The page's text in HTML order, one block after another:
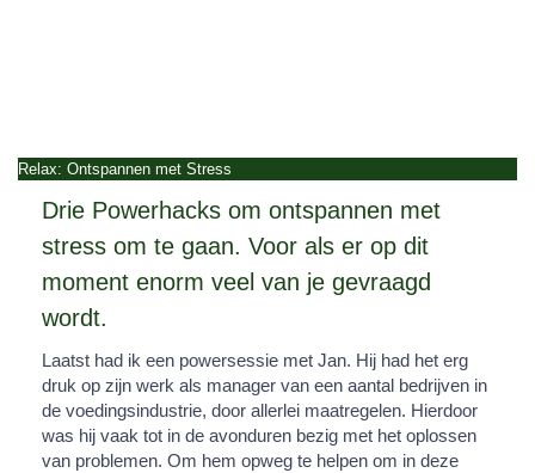
Relax: Ontspannen met Stress
Drie Powerhacks om ontspannen met
stress om te gaan. Voor als er op dit
moment enorm veel van je gevraagd
wordt.
Laatst had ik een powersessie met Jan. Hij had het erg
druk op zijn werk als manager van een aantal bedrijven in
de voedingsindustrie, door allerlei maatregelen. Hierdoor
was hij vaak tot in de avonduren bezig met het oplossen
van problemen. Om hem opweg te helpen om in deze